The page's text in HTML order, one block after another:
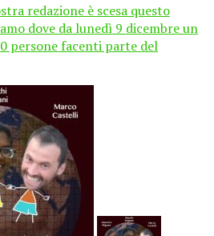
redazione è scesa questo
dove da lunedì 9 dicembre un
persone facenti parte del